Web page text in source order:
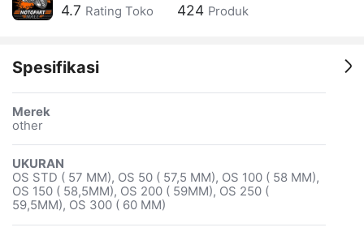
4.7 Rating Toko 424 Produk
Spesifikasi
Merek
other
UKURAN
OS STD ( 57 MM), OS 50 ( 57,5 MM), OS 100 ( 58 MM),
OS 150 ( 58,5MM), OS 200 ( 59MM), OS 250 (
59,5MM), OS 300 ( 60 MM)